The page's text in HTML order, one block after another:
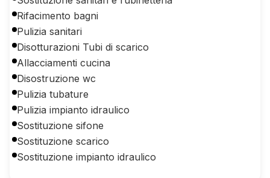
Rifacimento bagni
Pulizia sanitari
Disotturazioni Tubi di scarico
Allacciamenti cucina
Disostruzione wc
Pulizia tubature
Pulizia impianto idraulico
Sostituzione sifone
Sostituzione scarico
Sostituzione impianto idraulico